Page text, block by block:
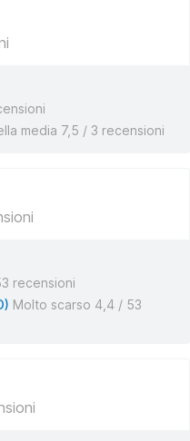
media 7,5 / 3 recensioni
recensioni
Molto scarso 4,4 / 53